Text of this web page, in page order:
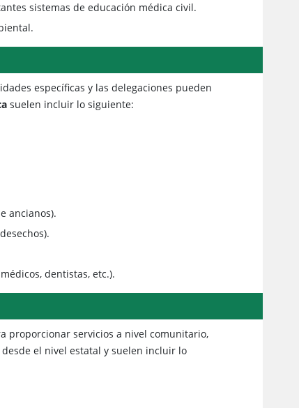
sistemas de educación médica civil.
específicas y las delegaciones pueden
suelen incluir lo siguiente:
ancianos).
dentistas, etc.).
proporcionar servicios a nivel comunitario,
el nivel estatal y suelen incluir lo